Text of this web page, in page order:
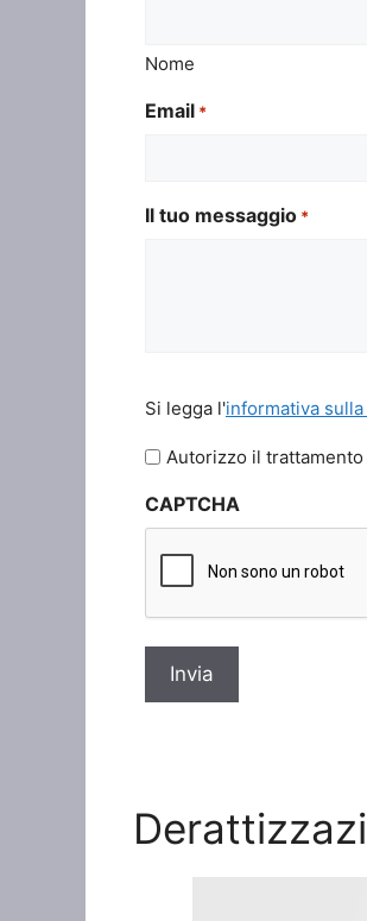
Nome
Email *
Il tuo messaggio *
legga
l'informativa
privacy
Si legga l'informativa
Autorizzo il
CAPTCHA